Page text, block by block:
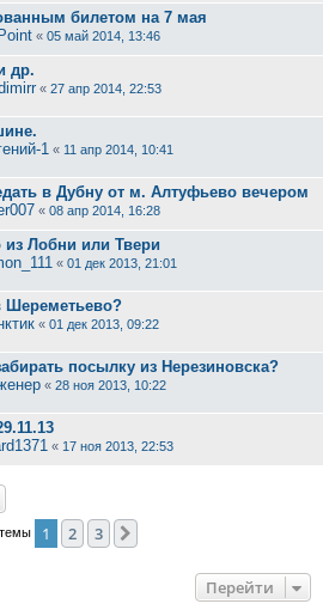
билетом на 7 мая
« 05 май 2014, 13:46
др.
« 27 апр 2014, 22:53
1 « 11 апр 2014, 10:41
в Дубну от м. Алтуфьево вечером
« 08 апр 2014, 16:28
из Лобни или Твери
« 01 дек 2013, 21:01
Шереметьево?
« 01 дек 2013, 09:22
посылку из Нерезиновска?
« 28 ноя 2013, 10:22
« 17 ноя 2013, 22:53
1 2 3
Перейти